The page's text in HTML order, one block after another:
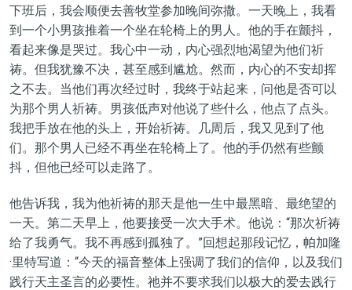
下班后，我会顺便去善牧堂参加晚间弥撒。一天晚上，我看
到一个小男孩推着一个坐在轮椅上的男人。他的手在颤抖，
看起来像是哭过。我心中一动，内心强烈地渴望为他们祈
祷。但我犹豫不决，甚至感到尴尬。然而，内心的不安却挥
之不去。当他们再次经过时，我终于站起来，问他是否可以
为那个男人祈祷。男孩低声对他说了些什么，他点了点头。
我把手放在他的头上，开始祈祷。几周后，我又见到了他
们。那个男人已经不再坐在轮椅上了。他的手仍然有些颤
抖，但他已经可以走路了。
他告诉我，我为他祈祷的那天是他一生中最黑暗、最绝望的
一天。第二天早上，他要接受一次大手术。他说：“那次祈祷
给了我勇气。我不再感到孤独了。”回想起那段记忆，帕加隆
·里特写道：“今天的福音整体上强调了我们的信仰，以及我们
践行天主圣言的必要性。祂并不要求我们以极大的爱去践行